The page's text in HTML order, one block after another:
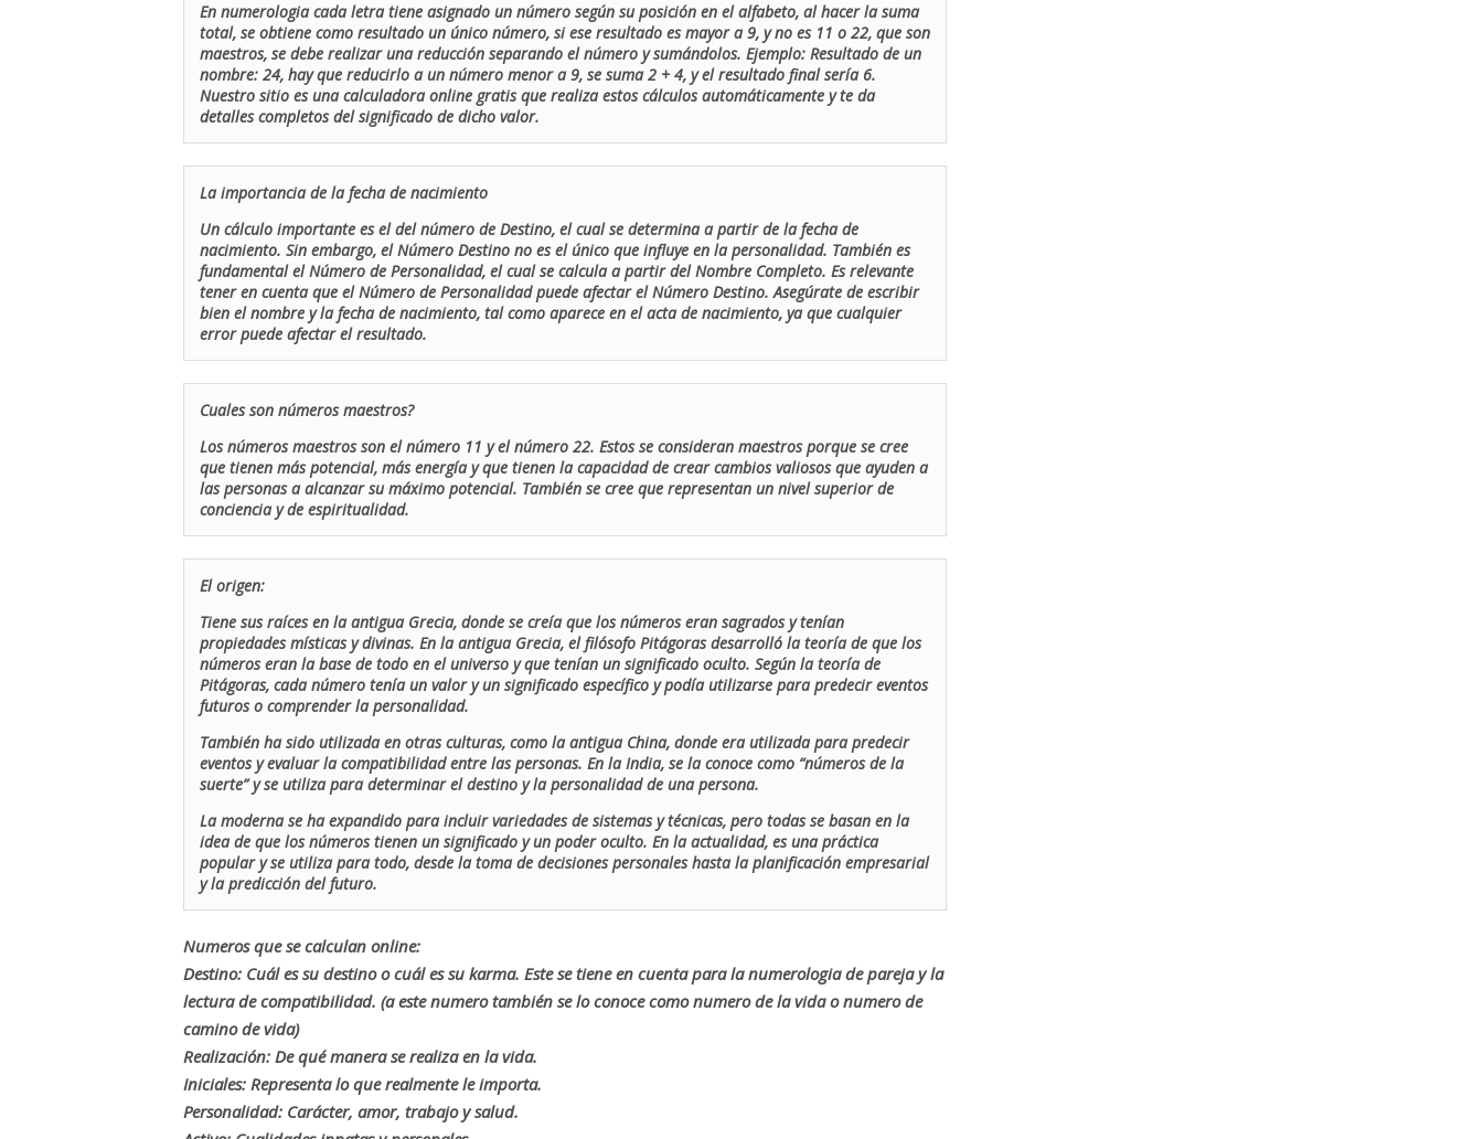
En numerologia cada letra tiene asignado un número según su posición en el alfabeto, al hacer la suma
total, se obtiene como resultado un único número, si ese resultado es mayor a 9, y no es 11 o 22, que son
maestros, se debe realizar una reducción separando el número y sumándolos. Ejemplo: Resultado de un
nombre: 24, hay que reducirlo a un número menor a 9, se suma 2 + 4, y el resultado final sería 6.
Nuestro sitio es una calculadora online gratis que realiza estos cálculos automáticamente y te da
detalles completos del significado de dicho valor.
La importancia de la fecha de nacimiento
Un cálculo importante es el del número de Destino, el cual se determina a partir de la fecha de
nacimiento. Sin embargo, el Número Destino no es el único que influye en la personalidad. También es
fundamental el Número de Personalidad, el cual se calcula a partir del Nombre Completo. Es relevante
tener en cuenta que el Número de Personalidad puede afectar el Número Destino. Asegúrate de escribir
bien el nombre y la fecha de nacimiento, tal como aparece en el acta de nacimiento, ya que cualquier
error puede afectar el resultado.
Cuales son números maestros?
Los números maestros son el número 11 y el número 22. Estos se consideran maestros porque se cree
que tienen más potencial, más energía y que tienen la capacidad de crear cambios valiosos que ayuden a
las personas a alcanzar su máximo potencial. También se cree que representan un nivel superior de
conciencia y de espiritualidad.
El origen:
Tiene sus raíces en la antigua Grecia, donde se creía que los números eran sagrados y tenían
propiedades místicas y divinas. En la antigua Grecia, el filósofo Pitágoras desarrolló la teoría de que los
números eran la base de todo en el universo y que tenían un significado oculto. Según la teoría de
Pitágoras, cada número tenía un valor y un significado específico y podía utilizarse para predecir eventos
futuros o comprender la personalidad.
También ha sido utilizada en otras culturas, como la antigua China, donde era utilizada para predecir
eventos y evaluar la compatibilidad entre las personas. En la India, se la conoce como “números de la
suerte” y se utiliza para determinar el destino y la personalidad de una persona.
La moderna se ha expandido para incluir variedades de sistemas y técnicas, pero todas se basan en la
idea de que los números tienen un significado y un poder oculto. En la actualidad, es una práctica
popular y se utiliza para todo, desde la toma de decisiones personales hasta la planificación empresarial
y la predicción del futuro.
Numeros que se calculan online:
Destino: Cuál es su destino o cuál es su karma. Este se tiene en cuenta para la numerologia de pareja y la
lectura de compatibilidad. (a este numero también se lo conoce como numero de la vida o numero de
camino de vida)
Realización: De qué manera se realiza en la vida.
Iniciales: Representa lo que realmente le importa.
Personalidad: Carácter, amor, trabajo y salud.